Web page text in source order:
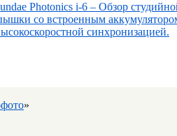
Photonics i-6 – Обзор
со встроенным
синхронизацией.
»